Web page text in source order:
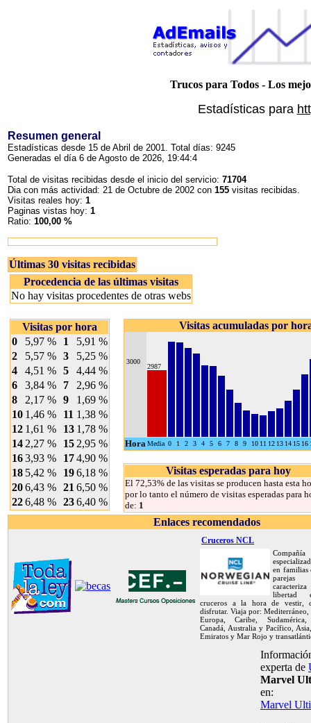
Trucos para Todos - Los
Estadísticas para
Resumen general
Estadísticas desde 15 de Abril de 2001. Total días: 9245
Generadas el día 6 de Agosto de 2026, 19:44:4
Total de visitas recibidas desde el inicio del servicio: 71704
Dia con más actividad: 21 de Octubre de 2002 con 155 visitas recibidas.
Visitas reales hoy: 1
Paginas vistas hoy: 1
Ratio: 100,00 %
Últimas 30 visitas recibidas
Procedencia de las últimas visitas
No hay visitas procedentes de otras webs
Visitas por hora
0
5,97 % 1
5,91 %
2
5,57 % 3
5,25 %
4
4,51 % 5
4,44 %
6
3,84 % 7
2,96 %
8
2,17 % 9
1,69 %
10 1,46 % 11 1,38 %
12 1,61 % 13 1,78 %
14 2,27 % 15 2,95 %
163,93 % 174,90 %
18 5,42 % 196,18 %
206,43 % 21 6,50 %
226,48 % 236,40 %
Visitas acumuladas por
3000
2987
HoraMedia 0 1 2 3 4 5 6 7 8 9 10 11 12 13 14 15 16
Visitas esperadas para hoy
El 72,53% de las visitas se producen hasta esta
por lo tanto el número de visitas esperadas para
de: 1
Enlaces recomendados
Cruceros NCL
Compañía
en familias
libertad
cruceros a la hora de vestir,
disfrutar. Viaja por: Mediterráneo,
Europa, Caribe, Sudamérica,
Canadá, Australia y Pacífico,
Emiratos y Mar Rojo y
experta de
Marvel
en:
Marvel